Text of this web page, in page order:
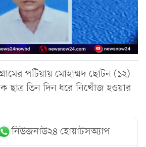
পটিয়ায় মোহাম্মদ ছোটন (১২)
ছাত্র তিন দিন ধরে নিখোঁজ হওয়ার
নিউজনাউ২৪ হোয়াটসঅ্যাপ